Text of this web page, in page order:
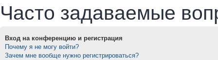
Часто задаваемые
Вход на конференцию и регистрация
Почему я не могу войти?
Зачем мне вообще нужно регистрироваться?